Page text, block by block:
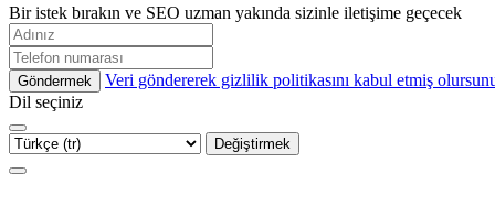
Bir istek bırakın ve SEO uzman yakında sizinle iletişime geçecek
Göndermek
Veri göndererek gizlilik politikasını kabul etmiş
Dil seçiniz
Değiştirmek